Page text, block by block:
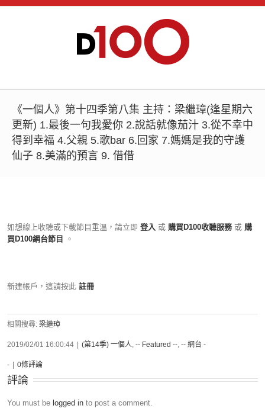
《一個人》第十四季第八集 主持：梁繼璋(逢星期六
更新) 1.最後一句我愛你 2.說話就像茄汁 3.從不幸中
得到幸福 4.父親 5.歌bar 6.回家 7.媽媽是我的守護
仙子 8.美滿的預言 9. 借借
如想線上收聽或下載節目重溫，請立即 登入 或 購買D100收聽服務 或 購
買D100網台節目
。
新建帳戶，這請按此 註冊
相關搜尋: 梁繼璋
2019/02/01 16:00:44 (第14季) 一個人, -- Featured --, -- 網台 -
- 0條評論
評論
You must be logged in to post a comment.